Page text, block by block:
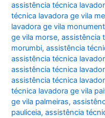
assistência técnica
técnica lavadora ge vila
lavadora ge vila
ge vila morse,assistência
morumbi,assistência
assistência técnica
assistência técnica
assistência técnica
técnica lavadora ge vila
ge vila palmeiras,
pauliceia,assistência